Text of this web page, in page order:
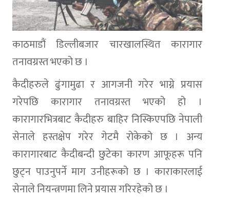
काठमाडौं डिल्लीबजार चारखालस्थित कारागार
तनावग्रस्त भएको छ ।
कैदीहरुले ढुंगामुढा र आगजनी गरेर भाग्ने प्रयास
गरेपछि कारागार तनावग्रस्त भएको हो ।
कारागारभित्रबाट कैदीहरु बाहिर निस्किएपछि नेपाली
सेनाले हस्तक्षेप गरेर गेटमै रोकेको छ । अन्य
कारागारबाट कैदीबन्दी छुटेका कारण आफूहरू पनि
छुट्न पाउनुपर्ने माग उनीहरूको छ । काराकारलाई
सेनाले नियन्त्रणमा लिने प्रयास गरिरहेको छ ।